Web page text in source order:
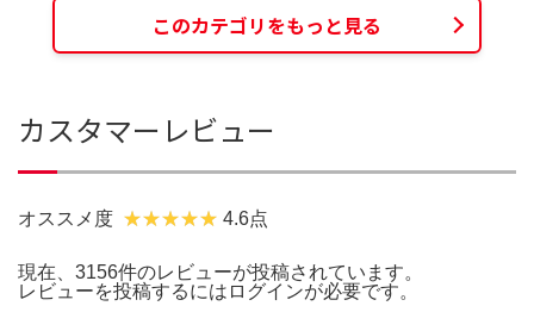
このカテゴリをもっと見る
カスタマーレビュー
オススメ度 4.6点
現在、3156件のレビューが投稿されています。
レビューを投稿するには ログインが必要です。